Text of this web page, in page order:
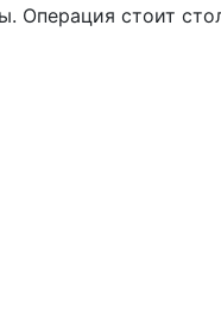
стоит